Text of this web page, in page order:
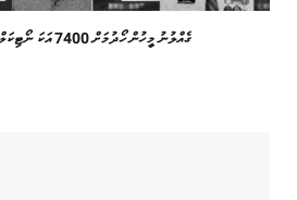
ގެއްލުނު މީހުން ހޯދުމަށް 7400 އަކަ ނޯޓިކަލް މޭލަށްވުރެ ބޮޑު ސަރަހައްދެއް ބަލައިފި